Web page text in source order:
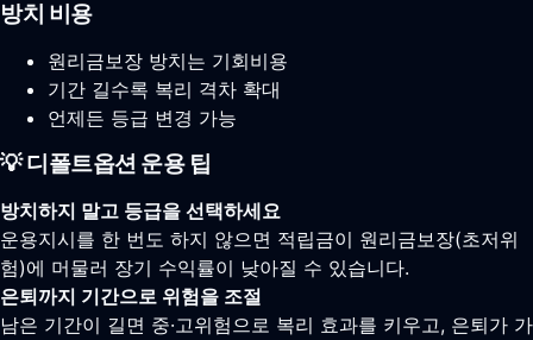
방치 비용
원리금보장 방치는 기회비용
기간 길수록 복리 격차 확대
언제든 등급 변경 가능
💡 디폴트옵션 운용 팁
방치하지 말고 등급을 선택하세요
운용지시를 한 번도 하지 않으면 적립금이 원리금보장(초저위
험)에 머물러 장기 수익률이 낮아질 수 있습니다.
은퇴까지 기간으로 위험을 조절
남은 기간이 길면 중·고위험으로 복리 효과를 키우고, 은퇴가 가